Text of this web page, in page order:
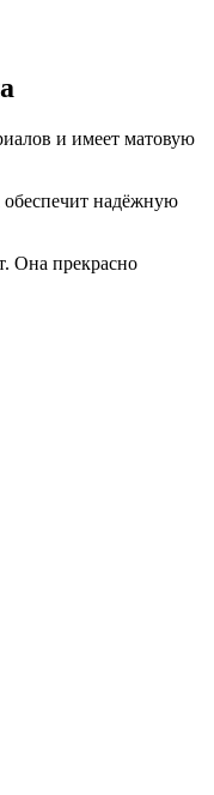
и имеет матовую
обеспечит надёжную
Она прекрасно